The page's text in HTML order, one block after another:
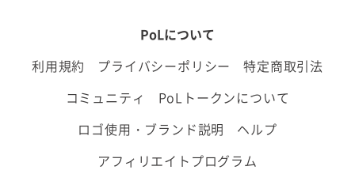
PoLについて
利用規約
プライバシーポリシー
特定商取引法
コミュニティ
PoLトークンについて
ロゴ使用・ブランド説明
ヘルプ
アフィリエイトプログラム